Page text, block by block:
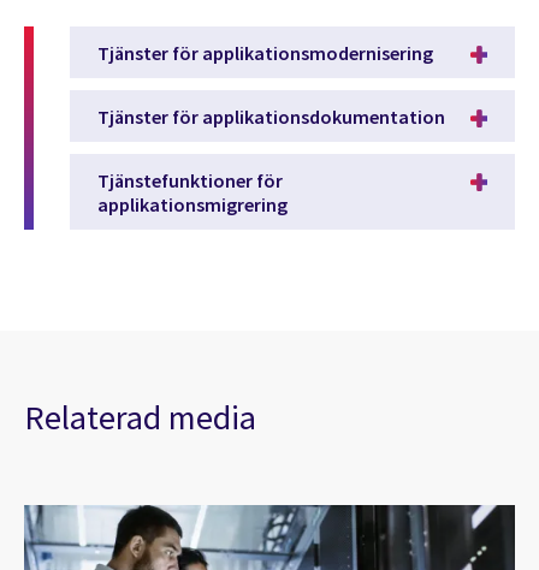
Tjänster för applikationsmodernisering
Tjänster för applikationsdokumentation
Tjänstefunktioner för
applikationsmigrering
Relaterad media